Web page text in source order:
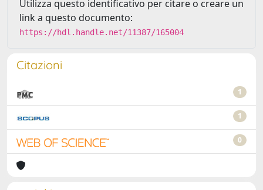
Utilizza questo identificativo per citare o creare un
link a questo documento:
https://hdl.handle.net/11387/165004
Citazioni
1
1
0